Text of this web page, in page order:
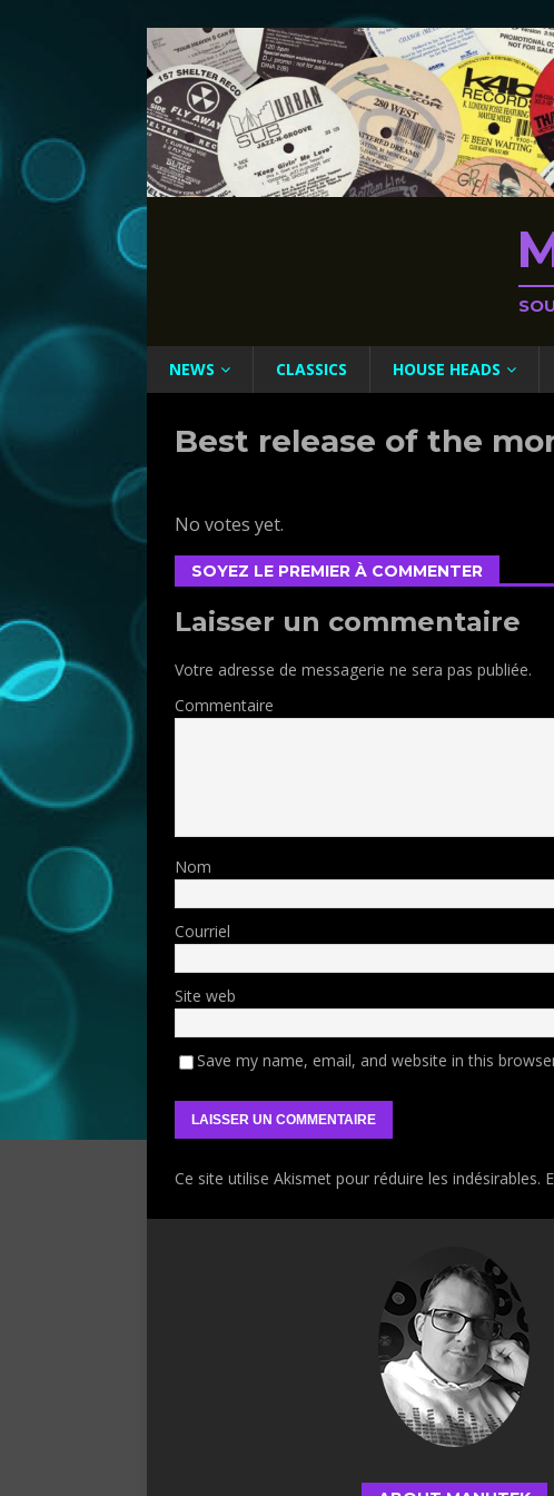
NEWS CLASSICS HOUSE HEADS
Best release of the
No votes yet.
SOYEZ LE PREMIER À COMMENTER
Laisser un commentaire
Votre adresse de messagerie ne sera pas publiée.
Commentaire
Nom
Courriel
Site web
Save my name, email, and website in this
Ce site utilise Akismet pour réduire les indésirables.